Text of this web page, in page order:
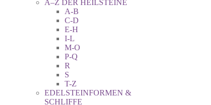
A–Z DER HEILSTEINE
A-B
C-D
E-H
I-L
M-O
P-Q
R
S
T-Z
EDELSTEINFORMEN &
SCHLIFFE